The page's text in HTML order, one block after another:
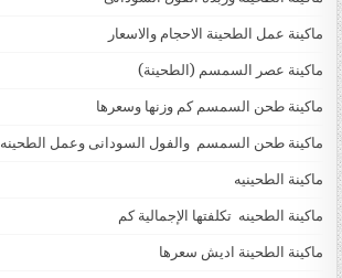
ماكينة عمل الطحينة الاحجام والاسعار
ماكينة عصر السمسم (الطحينة)
ماكينة طحن السمسم كم وزنها وسعرها
ماكينة طحن السمسم والفول السودانى وعمل الطحينه
ماكينة الطحينيه
ماكينة الطحينه تكلفتها الإجمالية كم
ماكينة الطحينة اديش سعرها